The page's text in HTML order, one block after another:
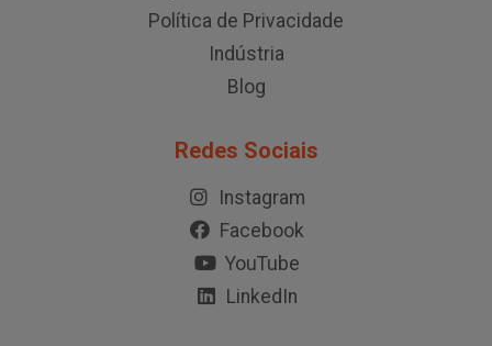
Política de Privacidade
Indústria
Blog
Redes Sociais
Instagram
Facebook
YouTube
LinkedIn